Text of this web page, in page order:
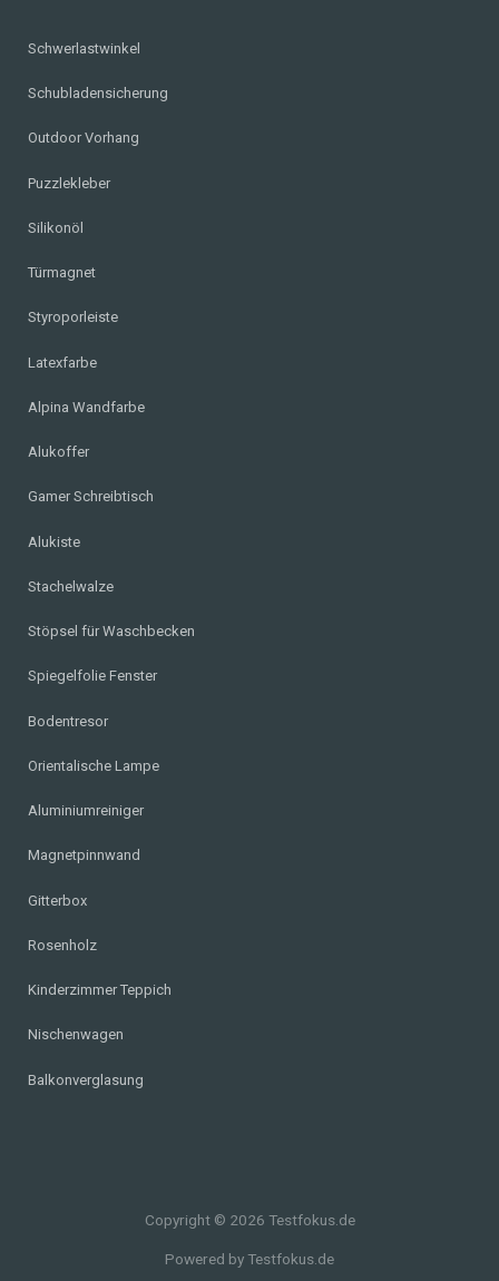
Schwerlastwinkel
Schubladensicherung
Outdoor Vorhang
Puzzlekleber
Silikonöl
Türmagnet
Styroporleiste
Latexfarbe
Alpina Wandfarbe
Alukoffer
Gamer Schreibtisch
Alukiste
Stachelwalze
Stöpsel für Waschbecken
Spiegelfolie Fenster
Bodentresor
Orientalische Lampe
Aluminiumreiniger
Magnetpinnwand
Gitterbox
Rosenholz
Kinderzimmer Teppich
Nischenwagen
Balkonverglasung
Copyright © 2026 Testfokus.de
Powered by Testfokus.de